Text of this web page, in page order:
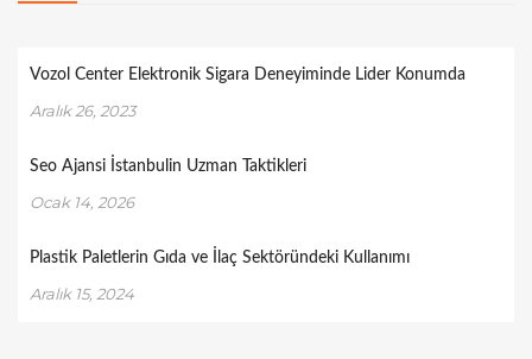
Vozol Center Elektronik Sigara Deneyiminde Lider Konumda
Aralık 26, 2023
Seo Ajansi İstanbulin Uzman Taktikleri
Ocak 14, 2026
Plastik Paletlerin Gıda ve İlaç Sektöründeki Kullanımı
Aralık 15, 2024